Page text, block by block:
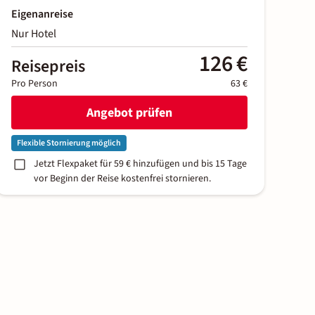
Eigenanreise
Nur Hotel
Reisepreis 126 €
Pro Person 63 €
Angebot prüfen
Flexible Stornierung möglich
Jetzt Flexpaket für 59 € hinzufügen und bis 15 Tage
vor Beginn der Reise kostenfrei stornieren.